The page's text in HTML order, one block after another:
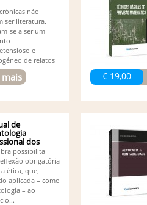
não
ser literatura.
se a ser um
e
de relatos
€ 19,00
de
dos
possibilita
obrigatória
ética, que,
aplicada – como
– ao